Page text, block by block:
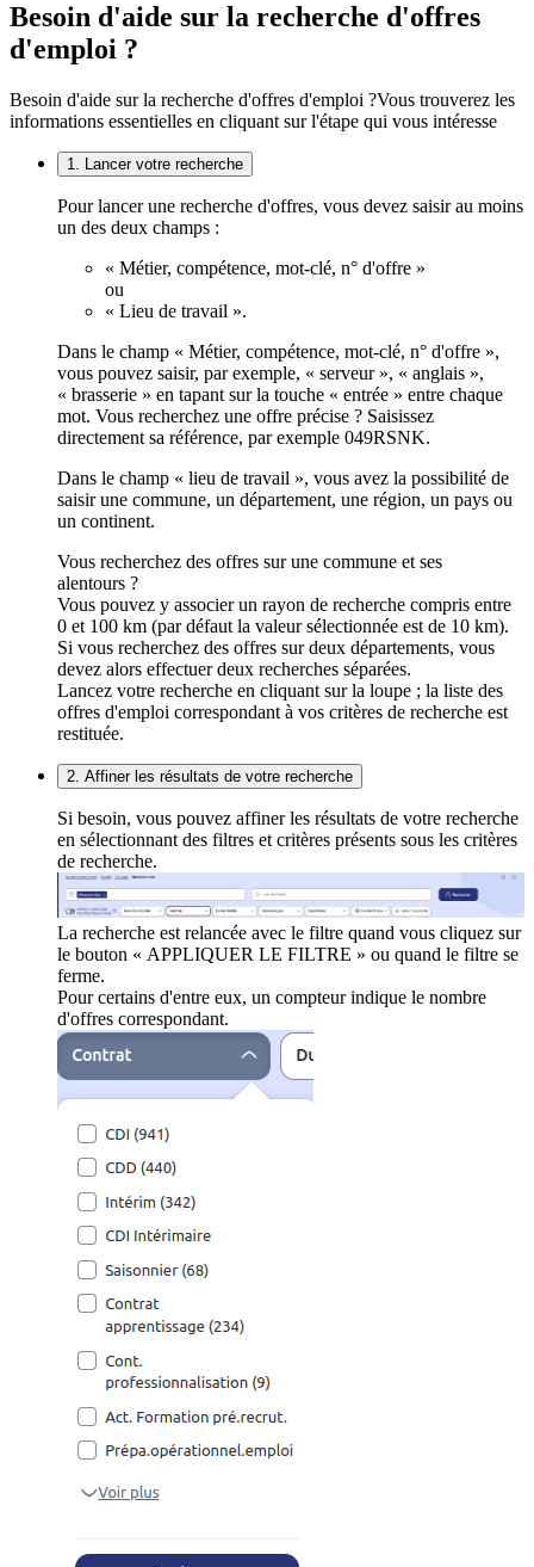
Besoin d'aide sur la recherche d'offres
d'emploi ?
Besoin d'aide sur la recherche d'offres d'emploi ?Vous trouverez les
informations essentielles en cliquant sur l'étape qui vous intéresse
1. Lancer votre recherche
Pour lancer une recherche d'offres, vous devez saisir au moins
un des deux champs :
« Métier, compétence, mot-clé, n° d'offre »
ou
« Lieu de travail ».
Dans le champ « Métier, compétence, mot-clé, n° d'offre »,
vous pouvez saisir, par exemple, « serveur », « anglais »,
« brasserie » en tapant sur la touche « entrée » entre chaque
mot. Vous recherchez une offre précise ? Saisissez
directement sa référence, par exemple 049RSNK.
Dans le champ « lieu de travail », vous avez la possibilité de
saisir une commune, un département, une région, un pays ou
un continent.
Vous recherchez des offres sur une commune et ses
alentours ?
Vous pouvez y associer un rayon de recherche compris entre
0 et 100 km (par défaut la valeur sélectionnée est de 10 km).
Si vous recherchez des offres sur deux départements, vous
devez alors effectuer deux recherches séparées.
Lancez votre recherche en cliquant sur la loupe ; la liste des
offres d'emploi correspondant à vos critères de recherche est
restituée.
2. Affiner les résultats de votre recherche
Si besoin, vous pouvez affiner les résultats de votre recherche
en sélectionnant des filtres et critères présents sous les critères
de recherche.
La recherche est relancée avec le filtre quand vous cliquez sur
le bouton « APPLIQUER LE FILTRE » ou quand le filtre se
ferme.
Pour certains d'entre eux, un compteur indique le nombre
d'offres correspondant.